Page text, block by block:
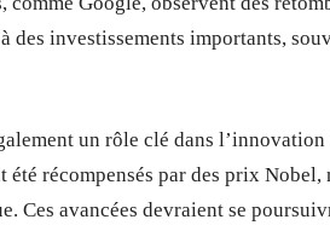
des investissements importants,
un rôle clé dans
été récompensés par des prix Nobel,
Ces avancées devraient se